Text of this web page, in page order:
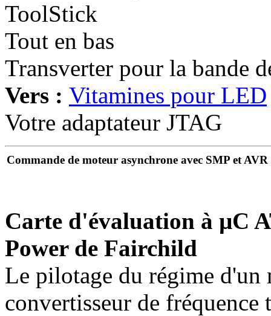
ToolStick
Tout en bas
Transverter pour la bande
Vers : Vitamines pour LED
Votre adaptateur JTAG
Commande de moteur asynchrone avec SMP et AVR
Carte d'évaluation à µC
Power de Fairchild
Le pilotage du régime d'un
convertisseur de fréquence